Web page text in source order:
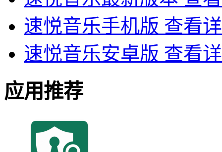
速悦音乐手机版 查看
速悦音乐安卓版 查看
应用推荐